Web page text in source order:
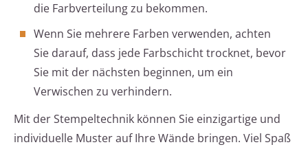
die Farbverteilung zu bekommen.
Wenn Sie mehrere Farben verwenden, achten
Sie darauf, dass jede Farbschicht trocknet, bevor
Sie mit der nächsten beginnen, um ein
Verwischen zu verhindern.
Mit der Stempeltechnik können Sie einzigartige und
individuelle Muster auf Ihre Wände bringen. Viel Spaß